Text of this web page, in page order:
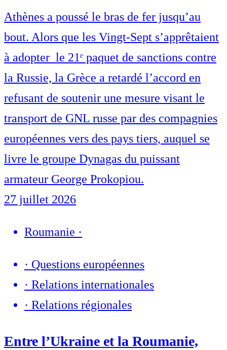
Athènes a poussé le bras de fer jusqu’au
bout. Alors que les Vingt-Sept s’apprêtaient
à adopter le 21ᵉ paquet de sanctions contre
la Russie, la Grèce a retardé l’accord en
refusant de soutenir une mesure visant le
transport de GNL russe par des compagnies
européennes vers des pays tiers, auquel se
livre le groupe Dynagas du puissant
armateur George Prokopiou.
27 juillet 2026
Roumanie ·
· Questions européennes
· Relations internationales
· Relations régionales
Entre l’Ukraine et la Roumanie,